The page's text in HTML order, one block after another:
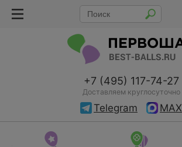
+7 (495) 117-74-27
Доставляем круглосуточно
Telegram MAX